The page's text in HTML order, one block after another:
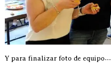
Y para finalizar foto de equipo…